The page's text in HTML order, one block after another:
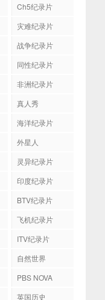
Ch5纪录片
灾难纪录片
战争纪录片
同性纪录片
非洲纪录片
真人秀
海洋纪录片
外星人
灵异纪录片
印度纪录片
BTV纪录片
飞机纪录片
ITV纪录片
自然世界
PBS NOVA
英国历史